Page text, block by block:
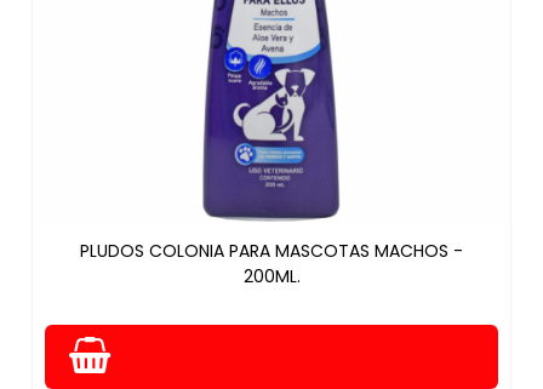
PLUDOS COLONIA PARA MASCOTAS MACHOS -
200ML.